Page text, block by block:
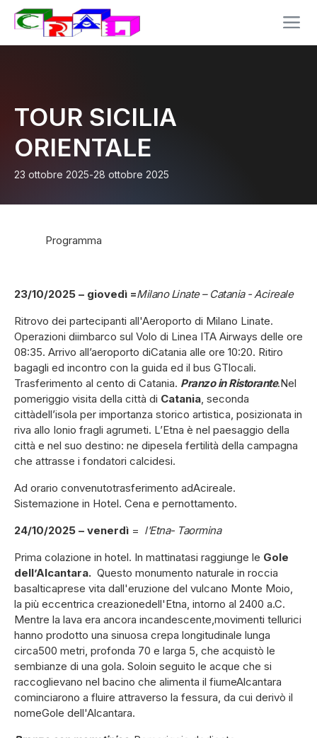
TOUR SICILIA
ORIENTALE
23 ottobre 2025-28 ottobre 2025
Programma
23/10/2025 – giovedì =Milano Linate – Catania - Acireale
Ritrovo dei partecipanti all'Aeroporto di Milano Linate.
Operazioni diimbarco sul Volo di Linea ITA Airways delle ore
08:35. Arrivo all’aeroporto diCatania alle ore 10:20. Ritiro
bagagli ed incontro con la guida ed il bus GTlocali.
Trasferimento al cento di Catania. Pranzo in Ristorante.Nel
pomeriggio visita della città di Catania, seconda
cittàdell’isola per importanza storico artistica, posizionata in
riva allo Ionio fragli agrumeti. L’Etna è nel paesaggio della
città e nel suo destino: ne dipesela fertilità della campagna
che attrasse i fondatori calcidesi.
Ad orario convenutotrasferimento adAcireale.
Sistemazione in Hotel. Cena e pernottamento.
24/10/2025 – venerdì = l'Etna- Taormina
Prima colazione in hotel. In mattinatasi raggiunge le Gole
dell’Alcantara. Questo monumento naturale in roccia
basalticaprese vita dall'eruzione del vulcano Monte Moio,
la più eccentrica creazionedell'Etna, intorno al 2400 a.C.
Mentre la lava era ancora incandescente,movimenti tellurici
hanno prodotto una sinuosa crepa longitudinale lunga
circa500 metri, profonda 70 e larga 5, che acquistò le
sembianze di una gola. Soloin seguito le acque che si
raccoglievano nel bacino che alimenta il fiumeAlcantara
cominciarono a fluire attraverso la fessura, da cui derivò il
nomeGole dell'Alcantara.